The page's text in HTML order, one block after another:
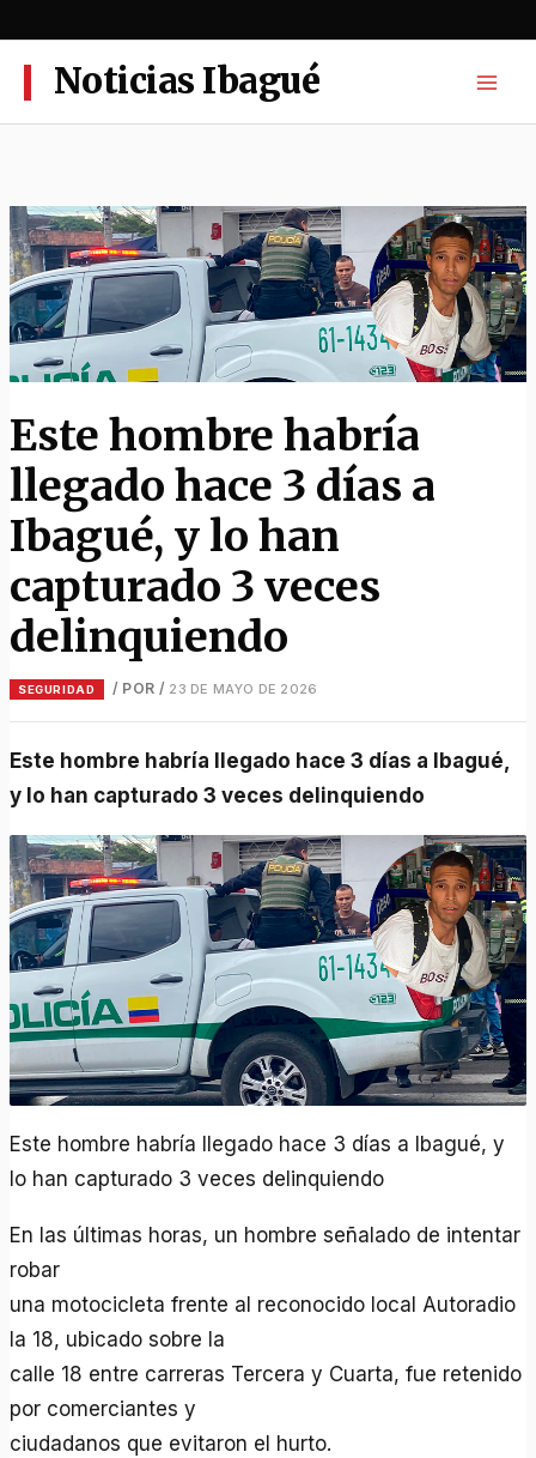
al
contenidoNoticias Ibagué
Este hombre habría
llegado hace 3 días a
Ibagué, y lo han
capturado 3 veces
delinquiendo
SEGURIDAD / POR / 23 DE MAYO DE 2026
Este hombre habría llegado hace 3 días a Ibagué,
y lo han capturado 3 veces delinquiendo
Este hombre habría llegado hace 3 días a Ibagué, y
lo han capturado 3 veces delinquiendo
En las últimas horas, un hombre señalado de intentar
robar
una motocicleta frente al reconocido local Autoradio
la 18, ubicado sobre la
calle 18 entre carreras Tercera y Cuarta, fue retenido
por comerciantes y
ciudadanos que evitaron el hurto.